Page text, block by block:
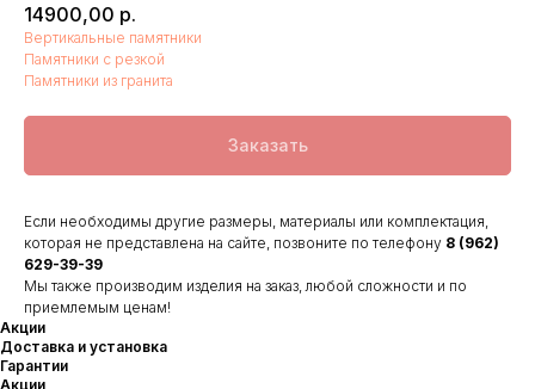
14900,00 р.
Вертикальные памятники
Памятники с резкой
Памятники из гранита
Заказать
Если необходимы другие размеры, материалы или комплектация,
которая не представлена на сайте, позвоните по телефону 8 (962)
629-39-39
Мы также производим изделия на заказ, любой сложности и по
приемлемым ценам!
Акции
Доставка и установка
Гарантии
Акции